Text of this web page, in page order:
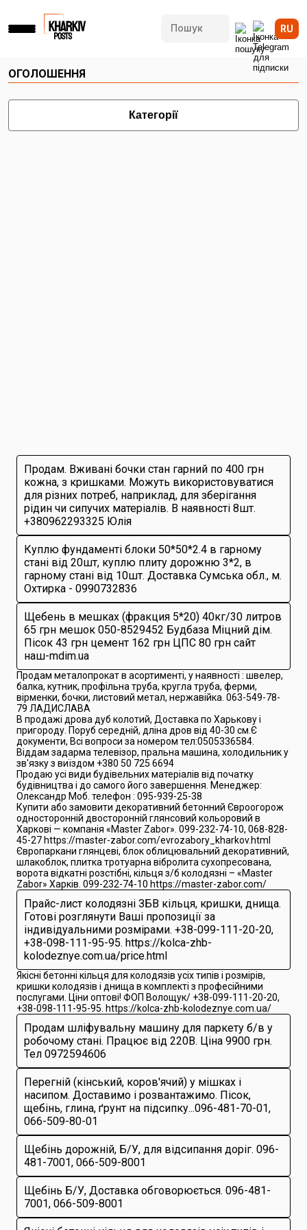
RU
ОГОЛОШЕННЯ
Категорії
Продам. Вживані бочки стан гарний по 400 грн
кожна, з кришками. Можуть використовуватися
для різних потреб, наприклад, для зберігання
рідин чи сипучих матеріалів. В наявності 8шт.
+380962293325 Юлія
Куплю фундаменті блоки 50*50*2.4 в гарному
стані від 20шт, куплю плиту дорожню 3*2, в
гарному стані від 10шт. Доставка Сумська обл., м.
Охтирка - 0990732836
Щебень в мешках (фракция 5*20) 40кг/30 литров
65 грн мешок 050-8529452 Будбаза Міцний дім.
Пісок 43 грн цемент 162 грн ЦПС 80 грн сайт
наш-mdim.ua
Продам металопрокат в асортименті, у наявності : швелер,
балка, кутник, профільна труба, кругла труба, ферми,
вірменки, бочки, листовий метал, нержавійка. 063-549-78-
79 ЛАДИСЛАВА
В продажі дрова дуб колотий, Доставка по Харькову і
пригороду. Поруб середній, дліна дров від 40-30 см.Є
документи, Всі вопроси за номером тел:0505336584.
Віддам задарма телевізор, пральна машина, холодильник у
зв'язку з виїздом +380 50 725 6694
Продаю усі види будівельних матеріалів від початку
будівництва і до самого його завершення. Менеджер:
Олександр Моб. телефон : 095-939-25-38
Купити або замовити декоративний бетонний Євроогорож
односторонній двосторонній глянсовий кольоровий в
Харкові — компанія «Master Zabor». 099-232-74-10, 068-828-
45-27 https://master-zabor.com/evrozabory_kharkov.html
Європаркани глянцеві, блок облицювальний декоративний,
шлакоблок, плитка тротуарна вібролита сухопресована,
ворота відкатні розстібні, кільця з/б колодязні – «Master
Zabor» Харків. 099-232-74-10 https://master-zabor.com/
Прайс-лист колодязні ЗБВ кільця, кришки, днища.
Готові розглянути Ваші пропозиції за
індивідуальними розмірами. +38-099-111-20-20,
+38-098-111-95-95. https://kolca-zhb-
kolodeznye.com.ua/price.html
Якісні бетонні кільця для колодязів усіх типів і розмірів,
кришки колодязів і днища в комплекті з професійними
послугами. Ціни оптові! ФОП Волощук/ +38-099-111-20-20,
+38-098-111-95-95. https://kolca-zhb-kolodeznye.com.ua/
Продам шліфувальну машину для паркету б/в у
робочому стані. Працює від 220В. Ціна 9900 грн.
Тел 0972594606
Перегній (кінський, коров'ячий) у мішках і
насипом. Доставимо і розвантажимо. Пісок,
щебінь, глина, ґрунт на підсипку...096-481-70-01,
066-509-80-01
Щебінь дорожній, Б/У, для відсипання доріг. 096-
481-7001, 066-509-8001
Щебінь Б/У, Доставка обговорюється. 096-481-
7001, 066-509-8001